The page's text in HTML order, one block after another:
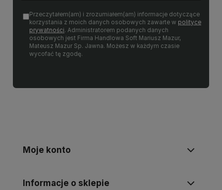
Przeczytałem(am) i zrozumiałem(am) informacje dotyczące
korzystania z moich danych osobowych zawarte w polityce
prywatności. Administratorem podanych danych
osobowych jest Firma Handlowa Soft Mariusz Mazur,
Mateusz Mazur Sp. Jawna. Możesz w każdym czasie
wycofać tę zgodę.
Moje konto
Informacje o sklepie